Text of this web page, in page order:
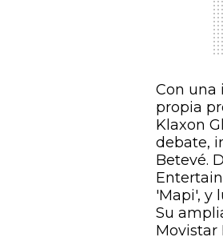
Con una
propia
Klaxon
debate,
Betevé.
'Mapi', y
Su
Movistar